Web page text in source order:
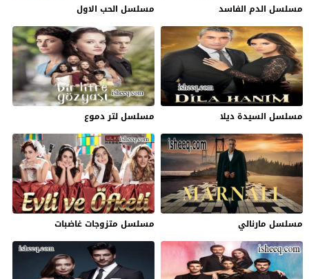
مسلسل الدم الفاسد مسلسل الحب الاول
مسلسل السيدة ديلا مسلسل لتر دموع
مسلسل مارنالي مسلسل متزوجات غاضبات